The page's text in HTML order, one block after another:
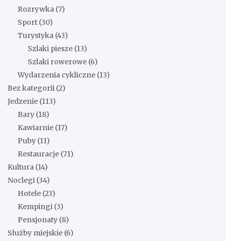
Rozrywka (7)
Sport (30)
Turystyka (43)
Szlaki piesze (13)
Szlaki rowerowe (6)
Wydarzenia cykliczne (13)
Bez kategorii (2)
Jedzenie (113)
Bary (18)
Kawiarnie (17)
Puby (11)
Restauracje (71)
Kultura (14)
Noclegi (34)
Hotele (23)
Kempingi (3)
Pensjonaty (8)
Służby miejskie (6)